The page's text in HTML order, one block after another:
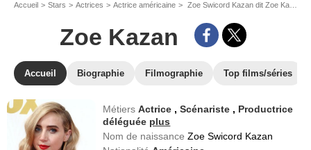
Accueil Stars Actrices Actrice américaine Zoe Swicord Kazan dit Zoe Kazan
Zoe Kazan
Accueil Biographie Filmographie Top films/séries
MétiersActrice ,Scénariste , Productrice
déléguée plus
Nom de naissanceZoe Swicord Kazan